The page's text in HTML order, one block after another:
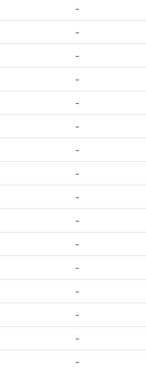
-
-
-
-
-
-
-
-
-
-
-
-
-
-
-
-